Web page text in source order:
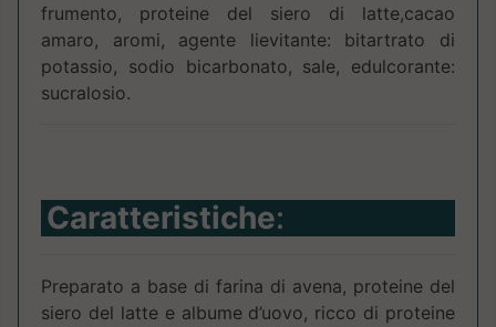
frumento, proteine del siero di latte,cacao
amaro, aromi, agente lievitante: bitartrato di
potassio, sodio bicarbonato, sale, edulcorante:
sucralosio.
Caratteristiche:
Preparato a base di farina di avena, proteine del
siero del latte e albume d’uovo, ricco di proteine